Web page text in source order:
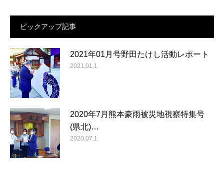
ピックアップ記事
2021年01月号野田たけし活動レポート
2021.01.1
2020年7月熊本豪雨被災地視察特集号
(県北)…
2020.07.1